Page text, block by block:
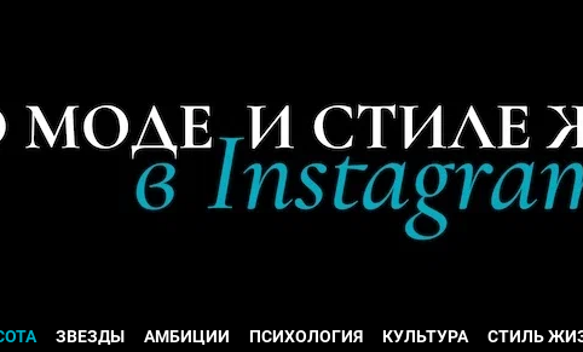
ЗВЕЗДЫ АМБИЦИИ ПСИХОЛОГИЯ КУЛЬТУРА СТИЛЬ